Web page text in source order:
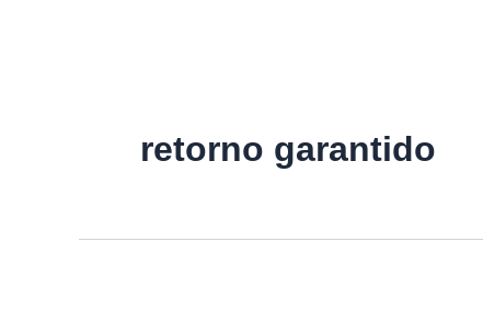
retorno garantido